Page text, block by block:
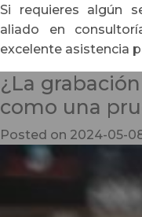
Si requieres algún
aliado en
excelente asistencia
¿La
como una
Posted on 2024-05-